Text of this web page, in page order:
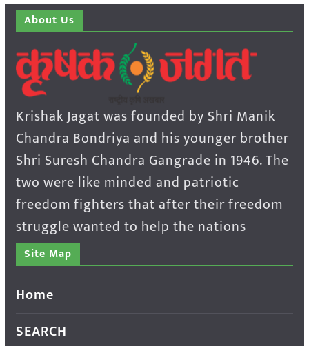
About Us
Krishak Jagat was founded by Shri Manik
Chandra Bondriya and his younger brother
Shri Suresh Chandra Gangrade in 1946. The
two were like minded and patriotic
freedom fighters that after their freedom
struggle wanted to help the nations
Site Map
Home
SEARCH